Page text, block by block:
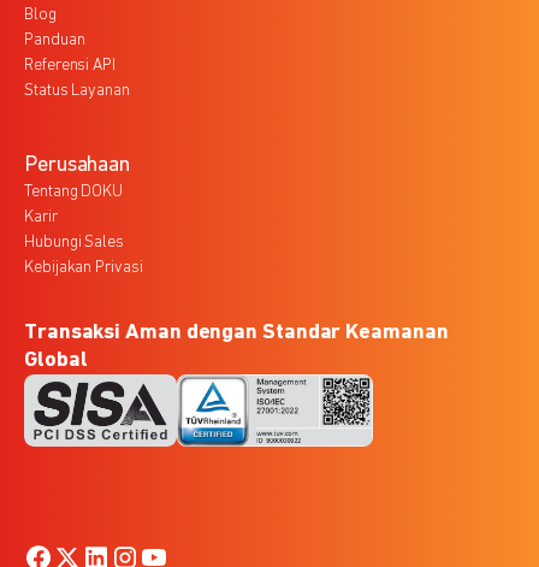
Blog
Panduan
Referensi API
Status Layanan
Perusahaan
Tentang DOKU
Karir
Hubungi Sales
Kebijakan Privasi
Transaksi Aman dengan Standar Keamanan
Global